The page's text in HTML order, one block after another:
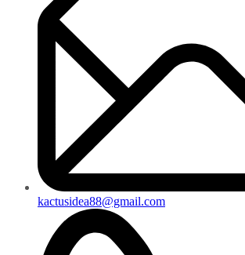
kactusidea88@gmail.com